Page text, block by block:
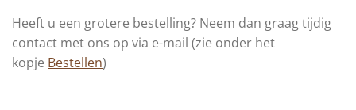
Heeft u een grotere bestelling? Neem dan graag tijdig
contact met ons op via e-mail (zie onder het
kopje Bestellen)